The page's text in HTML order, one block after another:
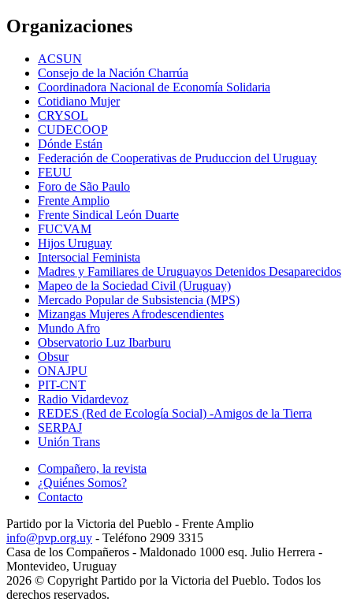
Organizaciones
ACSUN
Consejo de la Nación Charrúa
Coordinadora Nacional de Economía Solidaria
Cotidiano Mujer
CRYSOL
CUDECOOP
Dónde Están
Federación de Cooperativas de Pruduccion del Uruguay
FEUU
Foro de São Paulo
Frente Amplio
Frente Sindical León Duarte
FUCVAM
Hijos Uruguay
Intersocial Feminista
Madres y Familiares de Uruguayos Detenidos Desaparecidos
Mapeo de la Sociedad Civil (Uruguay)
Mercado Popular de Subsistencia (MPS)
Mizangas Mujeres Afrodescendientes
Mundo Afro
Observatorio Luz Ibarburu
Obsur
ONAJPU
PIT-CNT
Radio Vidardevoz
REDES (Red de Ecología Social) -Amigos de la Tierra
SERPAJ
Unión Trans
Compañero, la revista
¿Quiénes Somos?
Contacto
Partido por la Victoria del Pueblo - Frente Amplio
info@pvp.org.uy - Teléfono 2909 3315
Casa de los Compañeros - Maldonado 1000 esq. Julio Herrera -
Montevideo, Uruguay
2026 © Copyright Partido por la Victoria del Pueblo. Todos los
derechos reservados.